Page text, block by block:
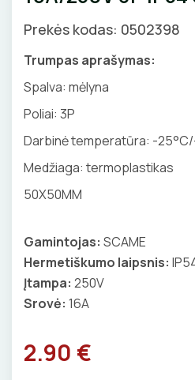
ANTGALIAI
KABELIAI, LAIDAI
ILGIKLIAI/
IZOLIACINĖS
TERMO
TVIRTINIMO
Prekės kodas: 0502398
Trumpas aprašymas:
Spalva: mėlyna
Poliai: 3P
Darbinė temperatūra: -
Medžiaga: termoplastikas
50X50MM
Gamintojas: SCAME
Hermetiškumo laipsnis:
Įtampa: 250V
Srovė: 16A
2.90 €